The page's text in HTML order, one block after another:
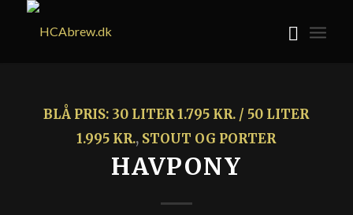
BLÅ PRIS: 30 LITER 1.795 KR. / 50 LITER
1.995 KR., STOUT OG PORTER
HAVPONY